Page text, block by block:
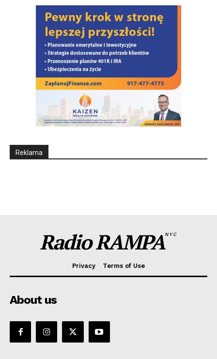
Reklama
Radio RAMPANYC
Privacy Terms of Use
About us